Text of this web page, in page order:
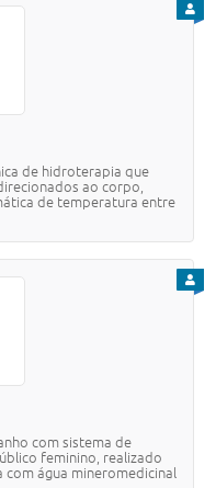
de hidroterapia que
ao corpo,
de temperatura entre
com sistema de
feminino, realizado
água mineromedicinal